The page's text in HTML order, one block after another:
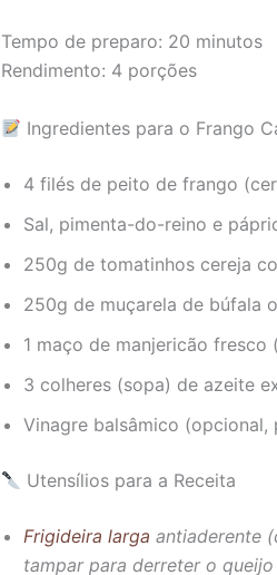
Tempo de preparo: 20 minutos
Rendimento: 4 porções
Ingredientes para o Frango
4 filés de peito de frango
Sal, pimenta-do-reino e
250g de tomatinhos cereja
250g de muçarela de búfala
1 maço de manjericão fresco
3 colheres (sopa) de azeite
Vinagre balsâmico (opcional,
Utensílios para a Receita
Frigideira larga antiaderente
tampar para derreter o